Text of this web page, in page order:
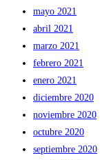
mayo 2021
abril 2021
marzo 2021
febrero 2021
enero 2021
diciembre 2020
noviembre 2020
octubre 2020
septiembre 2020